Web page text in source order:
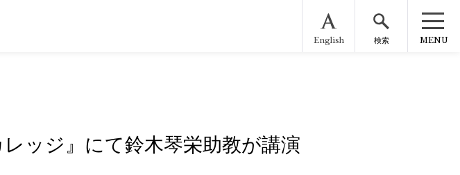
English 検索 MENU
ッジ』にて鈴木琴栄助教が講演